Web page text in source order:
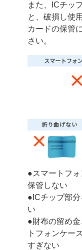
また、ICチッ
と、破損し使
カードの保管
さい。
●スマートフ
保管しない
●ICチップ部
い
●財布の留め
トフォンケー
すぎない